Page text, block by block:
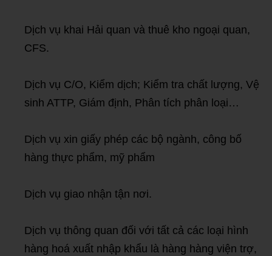
Dịch vụ khai Hải quan và thuê kho ngoại quan,
CFS.
Dịch vụ C/O, Kiểm dịch; Kiểm tra chất lượng, Vệ
sinh ATTP, Giám định, Phân tích phân loại…
Dịch vụ xin giấy phép các bộ ngành, công bố
hàng thực phẩm, mỹ phẩm
Dịch vụ giao nhận tận nơi.
Dịch vụ thông quan đối với tất cả các loại hình
hàng hoá xuất nhập khẩu là hàng hàng viện trợ,